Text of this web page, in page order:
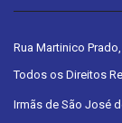
Rua Martinico
Todos os Direitos
Irmãs de São José